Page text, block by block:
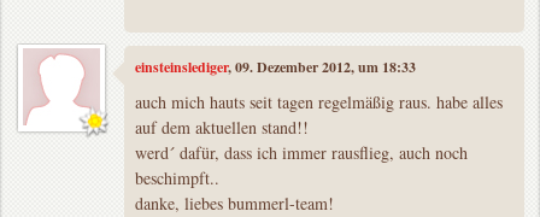
einsteinslediger, 09. Dezember 2012, um 18:33
auch mich hauts seit tagen regelmäßig raus. habe alles
auf dem aktuellen stand!!
werd´ dafür, dass ich immer rausflieg, auch noch
beschimpft..
danke, liebes bummerl-team!